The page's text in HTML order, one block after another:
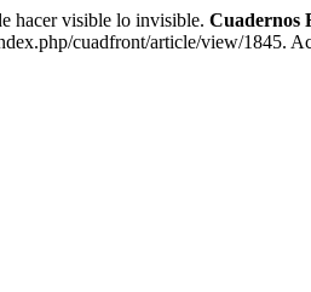
hacer visible lo invisible. Cuadernos
cuadfront/article/view/1845.